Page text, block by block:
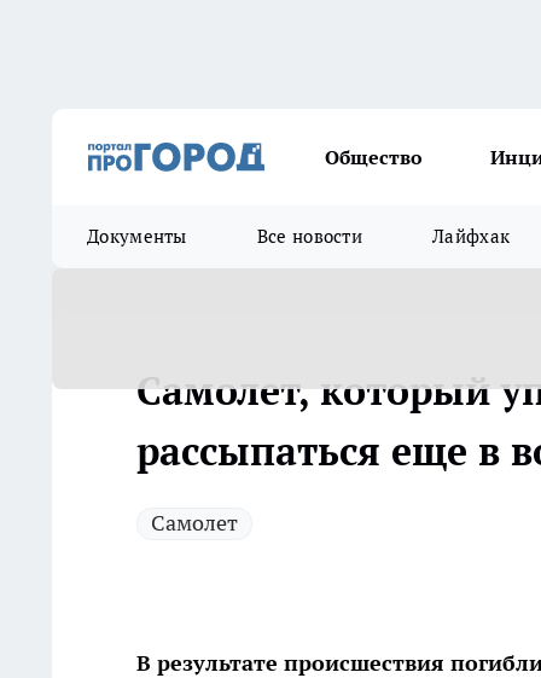
Общество
Документы Все новости Лайфхак
Самолет, который
рассыпаться еще в
Самолет
В результате происшествия